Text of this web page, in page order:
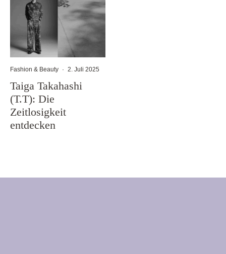
Fashion & Beauty · 2. Juli 2025
Taiga Takahashi
(T.T): Die
Zeitlosigkeit
entdecken